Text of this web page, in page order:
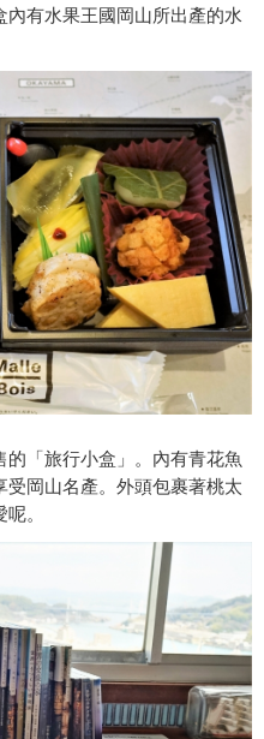
有水果王國岡山所出產的水
「旅行小盒」。內有青花魚
岡山名產。外頭包裹著桃太
。